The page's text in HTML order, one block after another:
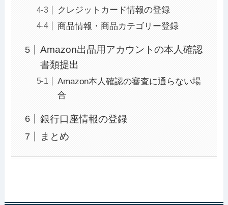
クレジットカード情報の登録
商品情報・商品カテゴリー登録
Amazon出品用アカウントの本人確認
書類提出
Amazon本人確認の審査に通らない場
合
銀行口座情報の登録
まとめ